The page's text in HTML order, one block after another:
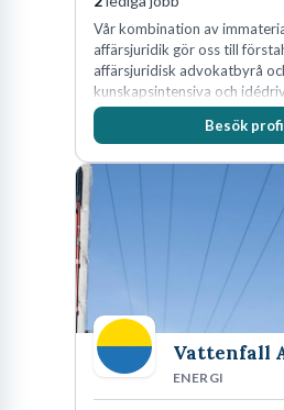
Vår kombination av
affärsjuridik gör oss till
affärsjuridisk advokatbyrå
kunskapsintensiva och
expertis inom IP-tillgångar
marknadsledande position.
skydda, utveckla och
företagets viktigaste
Besök
Vattenfall
ENERGI